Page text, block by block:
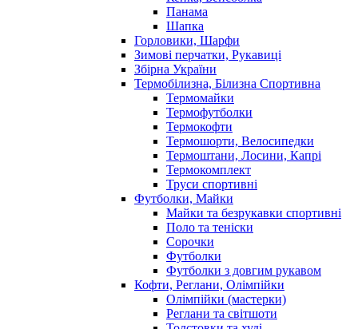
Панама
Шапка
Горловики, Шарфи
Зимові перчатки, Рукавиці
Збірна України
Термобілизна, Білизна Спортивна
Термомайки
Термофутболки
Термокофти
Термошорти, Велосипедки
Термоштани, Лосини, Капрі
Термокомплект
Труси спортивні
Футболки, Майки
Майки та безрукавки спортивні
Поло та теніски
Сорочки
Футболки
Футболки з довгим рукавом
Кофти, Реглани, Олімпійки
Олімпійки (мастерки)
Реглани та світшоти